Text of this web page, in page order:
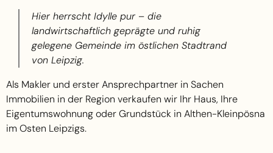
Hier herrscht Idylle pur – die
landwirtschaftlich geprägte und ruhig
gelegene Gemeinde im östlichen Stadtrand
von Leipzig.
Als Makler und erster Ansprechpartner in Sachen
Immobilien in der Region verkaufen wir Ihr Haus, Ihre
Eigentumswohnung oder Grundstück in Althen-Kleinpösna
im Osten Leipzigs.